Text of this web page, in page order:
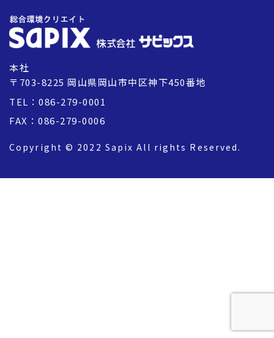
本社
〒703-8225 岡山県岡山市中区神下450番地
TEL：086-279-0001
FAX：086-279-0006
Copyright © 2022 Sapix All rights Reserved.